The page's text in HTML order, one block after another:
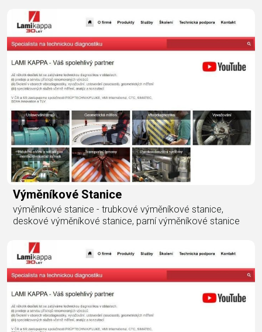
Výměníkové Stanice
výměníkové stanice - trubkové výměníkové stanice,
deskové výměníkové stanice, parní výměníkové stanice